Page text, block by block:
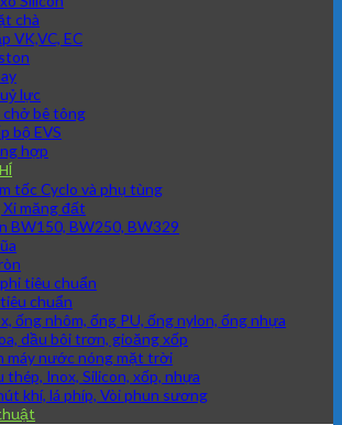
chà
VK,VC, EC
lực
chở bê tông
bộ EVS
hợp
tốc Cyclo và phụ tùng
măng đất
BW150, BW250, BW329
tiêu chuẩn
chuẩn
ống nhôm, ống PU, ống nylon, ống nhựa
dầu bôi trơn, gioăng xốp
máy nước nóng mặt trời
thép, Inox, Silicon, xốp, nhựa
khí, lá phíp, Vòi phun sương